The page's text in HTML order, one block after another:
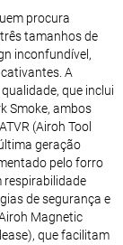
procura
tamanhos de
inconfundível,
A
que inclui
Smoke, ambos
(Airoh Tool
geração
pelo forro
respirabilidade
de segurança e
Magnetic
que facilitam